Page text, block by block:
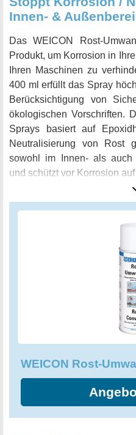
Innen- &
Das WEICON Rost-
Produkt, um Korrosion in
Ihren Maschinen zu
400 ml erfüllt das Spray
Berücksichtigung von
ökologischen Vorschriften.
Sprays basiert auf
Neutralisierung von Rost
sowohl im Innen- als auch
und schützt vor Korrosion
Stahluntergründen. Es
Kriechvermögen und eine
Fahrrädern,
Motorrädern. Auch
Garagen und der Industrie
Sprays ist beige und
Grundierung verwendet
Versiegelung für alle
aufzutragen und
Beständigkeit machen
Spray zum perfekten
vor Rost und Korrosion